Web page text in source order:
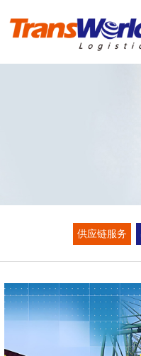
供应链服务